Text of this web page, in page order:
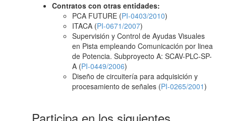
Contratos con otras entidades:
PCA FUTURE (PI-0403/2010)
ITACA (PI-0671/2007)
Supervisión y Control de Ayudas Visuales
en Pista empleando Comunicación por linea
de Potencia. Subproyecto A: SCAV-PLC-SP-
A (PI-0449/2006)
Diseño de circuitería para adquisición y
procesamiento de señales (PI-0265/2001)